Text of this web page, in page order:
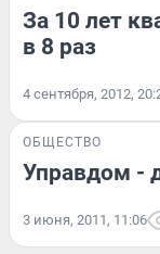
За 10 лет
в 8 раз
4 сентября, 2012,
ОБЩЕСТВО
Управдом -
3 июня, 2011, 11:06